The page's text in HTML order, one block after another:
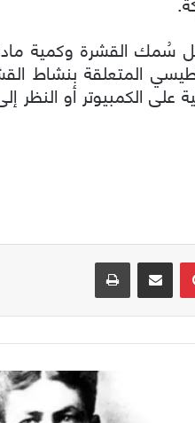
القشرة وكمية مادة
المتعلقة بنشاط
الكمبيوتر أو النظر
بينتيريست مشاركة عبر البريد طباعة